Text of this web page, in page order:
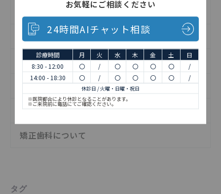
インプラントについて
お知らせ
予防歯科について
日記
歯の治療について
矯正歯科について
タグ
お気軽にご相談ください
24時間AIチャット相談
診療時間 月 火 水 木 金 土
日
8:30 - 12:00
〇 / 〇 〇 〇 〇
/
14:00 - 18:30
〇 / 〇 〇 〇 〇 /
休診日 / 火曜・日曜・祝日
※医院都合により休診となることがあります。
※ご来院前に電話にてご確認ください。